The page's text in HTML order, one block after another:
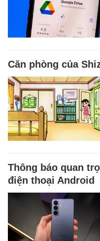
Căn phòng của
Thông báo quan
điện thoại Android